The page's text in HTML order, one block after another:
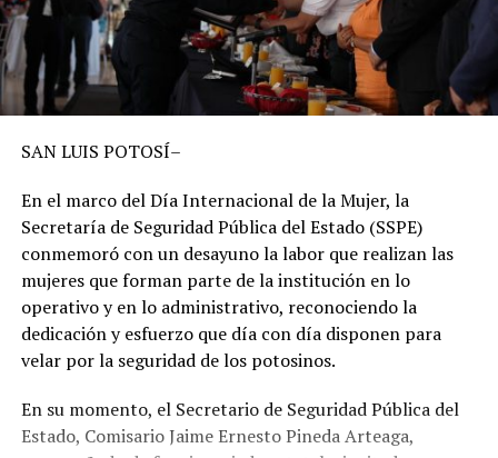
SAN LUIS POTOSÍ–
En el marco del Día Internacional de la Mujer, la
Secretaría de Seguridad Pública del Estado (SSPE)
conmemoró con un desayuno la labor que realizanlas
mujeres que forman parte de la institución en lo
operativo y en lo administrativo, reconociendo la
dedicación y esfuerzo que día con día disponen para
velar por la seguridad de los potosinos.
En su momento, el Secretario de Seguridad Pública del
Estado, Comisario Jaime Ernesto Pineda Arteaga,